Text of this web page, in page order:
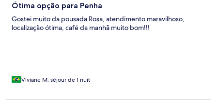
Ótima opção para Penha
Gostei muito da pousada Rosa, atendimento maravilhoso,
localização ótima, café da manhã muito bom!!!
Viviane M, séjour de 1 nuit